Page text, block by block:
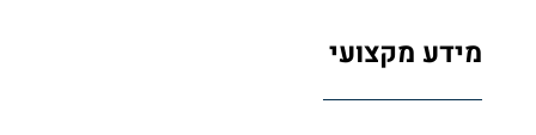
מידע מקצועי